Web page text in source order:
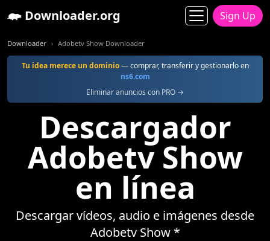
Downloader.org Sign Up
Downloader Adobetv Show Downloader
Tu idea merece un dominio— comprar, transferir y gestionarlo en
ns6.com
Eliminar anuncios con PRO →
Descargador
Adobetv Show
en línea
Descargar vídeos, audio e imágenes desde
Adobetv Show *